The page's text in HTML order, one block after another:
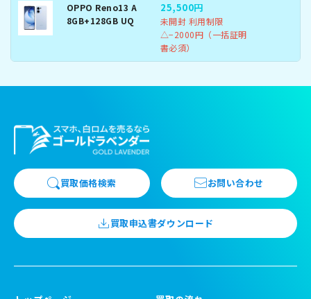
OPPO Reno13 A
8GB+128GB UQ
25,500円
未開封 利用制限
△−2000円（一括証明
書必須）
買取価格検索 お問い合わせ
買取申込書ダウンロード